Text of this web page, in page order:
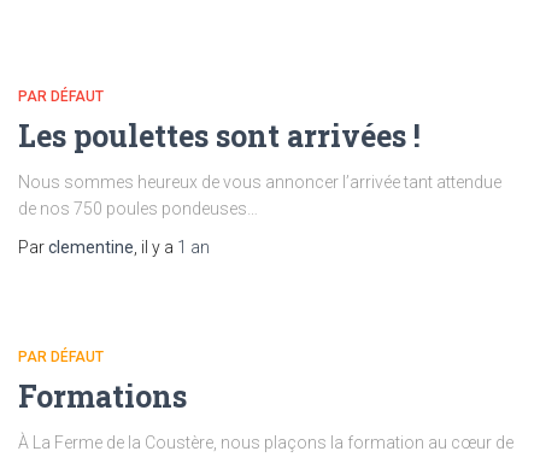
PAR DÉFAUT
Les poulettes sont arrivées !
Nous sommes heureux de vous annoncer l’arrivée tant attendue
de nos 750 poules pondeuses…
Parclementine , il y a 1 an
PAR DÉFAUT
Formations
À La Ferme de la Coustère, nous plaçons la formation au cœur de